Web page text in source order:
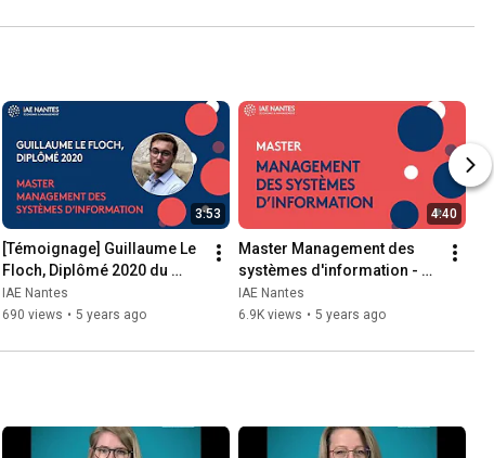
3:53
[Témoignage] Guillaume Le
Floch, Diplômé 2020 du
master management des
systèmes d'information.
IAE Nantes
690 views • 5 years ago
4:40
Master Management des
systèmes d'information -
Parcours MSI
IAE Nantes
6.9K views • 5 years ago